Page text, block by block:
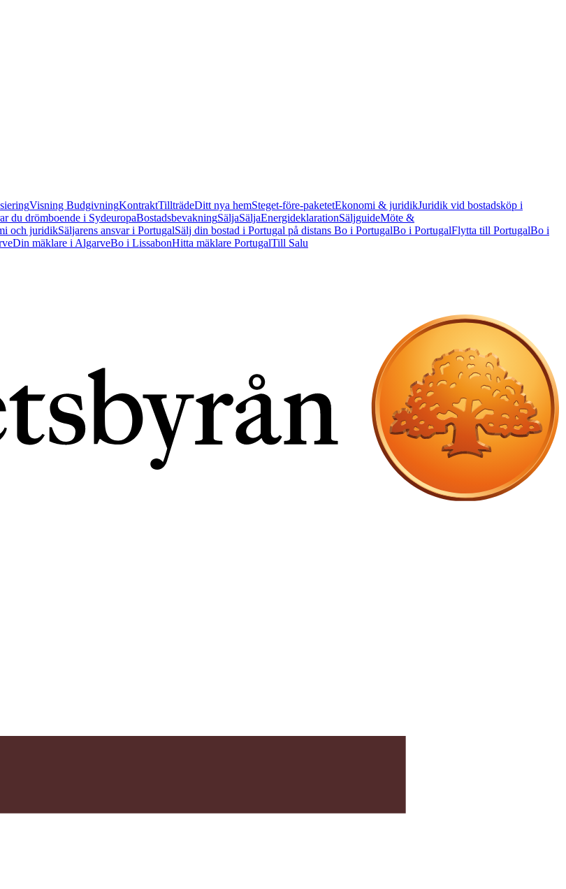
Visning BudgivningKontraktTillträdeDitt nya hemSteget-före-paketetEkonomi & juridikJuridik vid bostadsköp i
du drömboende i SydeuropaBostadsbevakningSäljaSäljaEnergideklarationSäljguideMöte &
och juridikSäljarens ansvar i PortugalSälj din bostad i Portugal på distans Bo i PortugalBo i PortugalFlytta till PortugalBo i
Din mäklare i AlgarveBo i LissabonHitta mäklare PortugalTill Salu